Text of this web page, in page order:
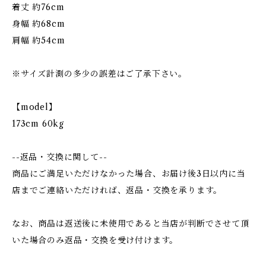
着丈 約76cm
身幅 約68cm
肩幅 約54cm
※サイズ計測の多少の誤差はご了承下さい。
【model】
173cm 60kg
--返品・交換に関して--
商品にご満足いただけなかった場合、お届け後3日以内に当
店までご連絡いただければ、返品・交換を承ります。
なお、商品は返送後に未使用であると当店が判断でさせて頂
いた場合のみ返品・交換を受け付けます。